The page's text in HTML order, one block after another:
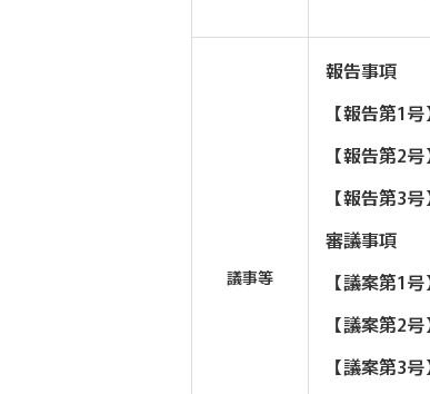
議事等
報告事項
【報告第1
【報告第2
【報告第3
審議事項
【議案第1
【議案第2
【議案第3